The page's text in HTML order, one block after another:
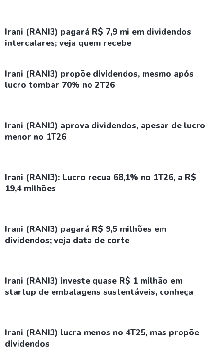
Irani (RANI3) pagará R$ 7,9 mi em dividendos
intercalares; veja quem recebe
Irani (RANI3) propõe dividendos, mesmo após
lucro tombar 70% no 2T26
Irani (RANI3) aprova dividendos, apesar de lucro
menor no 1T26
Irani (RANI3): Lucro recua 68,1% no 1T26, a R$
19,4 milhões
Irani (RANI3) pagará R$ 9,5 milhões em
dividendos; veja data de corte
Irani (RANI3) investe quase R$ 1 milhão em
startup de embalagens sustentáveis, conheça
Irani (RANI3) lucra menos no 4T25, mas propõe
dividendos